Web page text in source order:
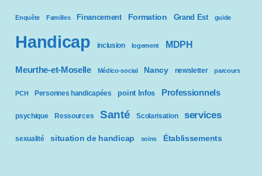
Enquête Familles Financement Formation Grand Est guide
Handicap inclusion logement MDPH
Meurthe-et-Moselle Médico-social Nancy newsletter parcours
PCH Personnes handicapées point Infos Professionnels
psychique Ressources Santé Scolarisation services
sexualité situation de handicap soins Établissements